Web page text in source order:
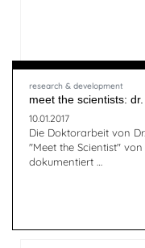
research & development
meet the scientists:
10.01.2017
Die Doktorarbeit von
"Meet the Scientist"
dokumentiert …